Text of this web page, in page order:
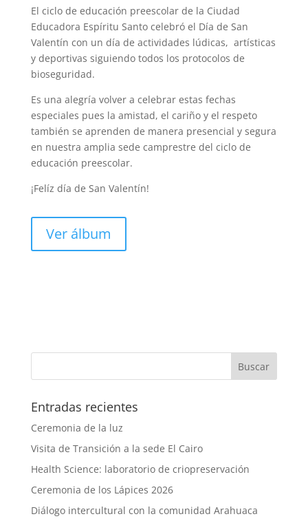
El ciclo de educación preescolar de la Ciudad
Educadora Espíritu Santo celebró el Día de San
Valentín con un día de actividades lúdicas, artísticas
y deportivas siguiendo todos los protocolos de
bioseguridad.
Es una alegría volver a celebrar estas fechas
especiales pues la amistad, el cariño y el respeto
también se aprenden de manera presencial y segura
en nuestra amplia sede camprestre del ciclo de
educación preescolar.
¡Felíz día de San Valentín!
Ver álbum
Entradas recientes
Ceremonia de la luz
Visita de Transición a la sede El Cairo
Health Science: laboratorio de criopreservación
Ceremonia de los Lápices 2026
Diálogo intercultural con la comunidad Arahuaca